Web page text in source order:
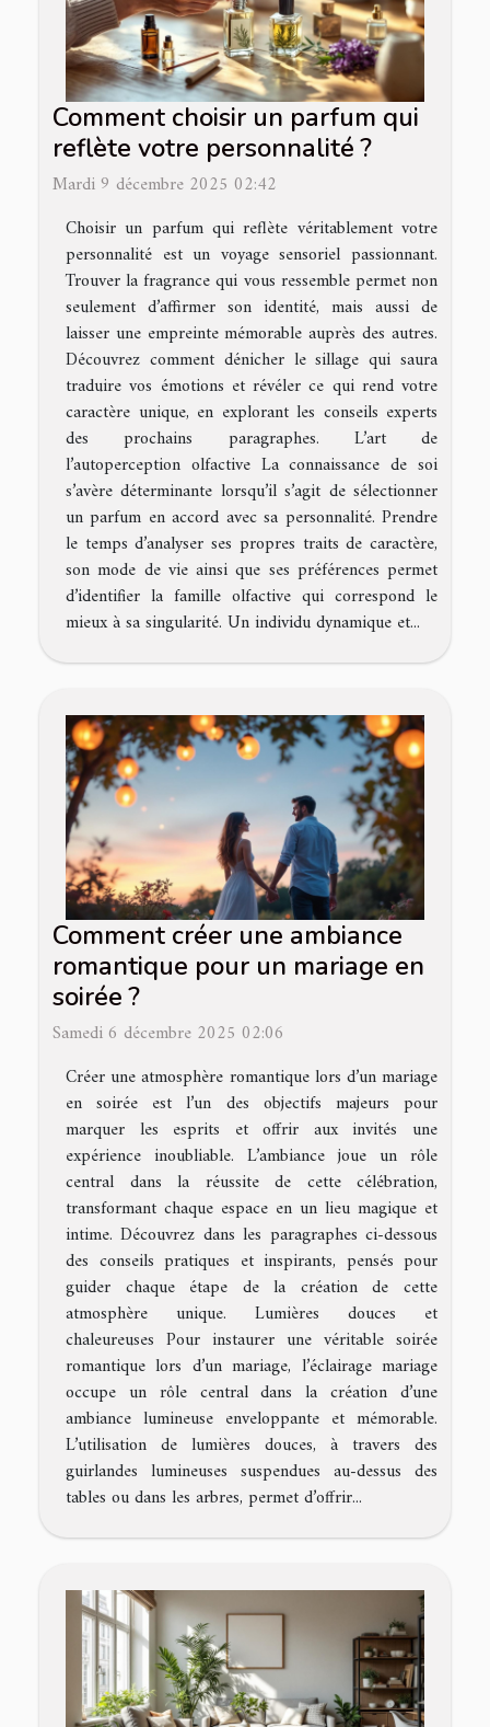
Comment choisir un parfum qui
reflète votre personnalité ?
Mardi 9 décembre 2025 02:42
Choisir un parfum qui reflète véritablement votre
personnalité est un voyage sensoriel passionnant.
Trouver la fragrance qui vous ressemble permet non
seulement d’affirmer son identité, mais aussi de
laisser une empreinte mémorable auprès des autres.
Découvrez comment dénicher le sillage qui saura
traduire vos émotions et révéler ce qui rend votre
caractère unique, en explorant les conseils experts
des prochains paragraphes. L’art de
l’autoperception olfactive La connaissance de soi
s’avère déterminante lorsqu’il s’agit de sélectionner
un parfum en accord avec sa personnalité. Prendre
le temps d’analyser ses propres traits de caractère,
son mode de vie ainsi que ses préférences permet
d’identifier la famille olfactive qui correspond le
mieux à sa singularité. Un individu dynamique et...
Comment créer une ambiance
romantique pour un mariage en
soirée ?
Samedi 6 décembre 2025 02:06
Créer une atmosphère romantique lors d’un mariage
en soirée est l’un des objectifs majeurs pour
marquer les esprits et offrir aux invités une
expérience inoubliable. L’ambiance joue un rôle
central dans la réussite de cette célébration,
transformant chaque espace en un lieu magique et
intime. Découvrez dans les paragraphes ci-dessous
des conseils pratiques et inspirants, pensés pour
guider chaque étape de la création de cette
atmosphère unique. Lumières douces et
chaleureuses Pour instaurer une véritable soirée
romantique lors d’un mariage, l’éclairage mariage
occupe un rôle central dans la création d’une
ambiance lumineuse enveloppante et mémorable.
L’utilisation de lumières douces, à travers des
guirlandes lumineuses suspendues au-dessus des
tables ou dans les arbres, permet d’offrir...